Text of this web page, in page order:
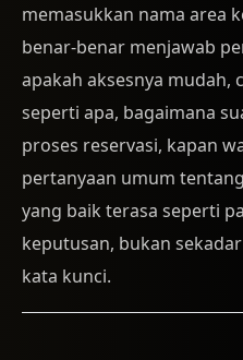
memasukkan nama area
benar-benar menjawab
apakah aksesnya mudah,
seperti apa, bagaimana
proses reservasi, kapan
pertanyaan umum
yang baik terasa seperti
keputusan, bukan
kata kunci.